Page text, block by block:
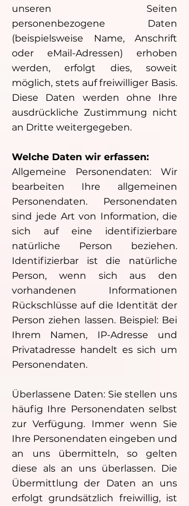
unseren Seiten
personenbezogene Daten
(beispielsweise Name, Anschrift
oder eMail-Adressen) erhoben
werden, erfolgt dies, soweit
möglich, stets auf freiwilliger Basis.
Diese Daten werden ohne Ihre
ausdrückliche Zustimmung nicht
an Dritte weitergegeben.
Welche Daten wir erfassen:
Allgemeine Personendaten: Wir
bearbeiten Ihre allgemeinen
Personendaten. Personendaten
sind jede Art von Information, die
sich auf eine identifizierbare
natürliche Person beziehen.
Identifizierbar ist die natürliche
Person, wenn sich aus den
vorhandenen Informationen
Rückschlüsse auf die Identität der
Person ziehen lassen. Beispiel: Bei
Ihrem Namen, IP-Adresse und
Privatadresse handelt es sich um
Personendaten.
Überlassene Daten: Sie stellen uns
häufig Ihre Personendaten selbst
zur Verfügung. Immer wenn Sie
Ihre Personendaten eingeben und
an uns übermitteln, so gelten
diese als an uns überlassen. Die
Übermittlung der Daten an uns
erfolgt grundsätzlich freiwillig, ist